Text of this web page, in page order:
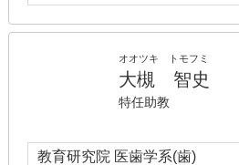
オオツキ トモフミ
大槻 智史
特任助教
教育研究院 医歯学系(歯)